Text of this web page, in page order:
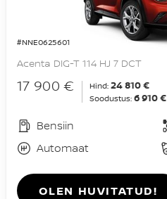
#NNE0625601
Acenta DIG-T 114 HJ 7 DCT
17 900 € Hind: 24 810 €
Soodustus: 6 910 €
Bensiin
Automaat
OLEN HUVITATUD!